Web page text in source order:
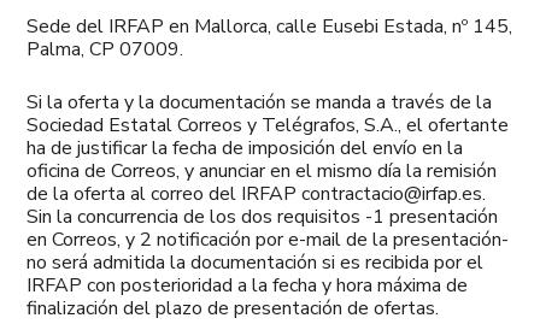
Sede del IRFAP en Mallorca, calle Eusebi Estada, nº 145,
Palma, CP 07009.
Si la oferta y la documentación se manda a través de la
Sociedad Estatal Correos y Telégrafos, S.A., el ofertante
ha de justificar la fecha de imposición del envío en la
oficina de Correos, y anunciar en el mismo día la remisión
de la oferta al correo del IRFAP contractacio@irfap.es.
Sin la concurrencia de los dos requisitos -1 presentación
en Correos, y 2 notificación por e-mail de la presentación-
no será admitida la documentación si es recibida por el
IRFAP con posterioridad a la fecha y hora máxima de
finalización del plazo de presentación de ofertas.